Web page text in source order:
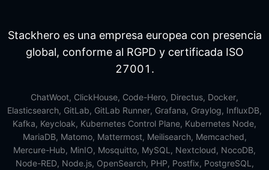
Stackhero es una empresa europea con presencia
global, conforme al RGPD y certificada ISO
27001.
ChatWoot, ClickHouse, Code-Hero, Directus, Docker,
Elasticsearch, GitLab, GitLab Runner, Grafana, Graylog, InfluxDB,
Kafka, Keycloak, Kubernetes Control Plane, Kubernetes Node,
MariaDB, Matomo, Mattermost, Meilisearch, Memcached,
Mercure-Hub, MinIO, Mosquitto, MySQL, Nextcloud, NocoDB,
Node-RED, Node.js, OpenSearch, PHP, Postfix, PostgreSQL,